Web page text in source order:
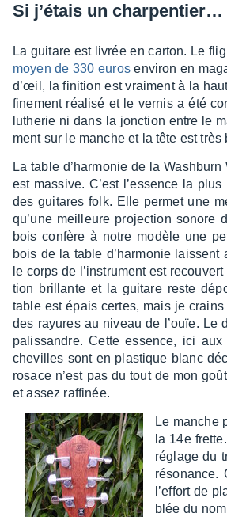
Si j’étais un char­pen­tier…
La guitare est livrée en carton. Le
moyen de 330 eurosenvi­ron en
d’œil, la fini­tion est vrai­ment à la
fine­ment réalisé et le vernis a été
luthe­rie ni dans la jonc­tion entre le
ment sur le manche et la tête est
La table d’har­mo­nie de la
est massive. C’est l’es­sence la
des guitares folk. Elle permet une
qu’une meilleure projec­tion sonore
bois confère à notre modèle une
bois de la table d’har­mo­nie
le corps de l’ins­tru­ment est
tion brillante et la guitare reste
table est épais certes, mais je
des rayures au niveau de l’ouïe. Le
palis­sandre. Cette essence, ici
chevilles sont en plas­tique blanc
rosace n’est pas du tout de mon
et assez raffi­née.
Le manche
la 14e
réglage du
réso­nance.
l’ef­fort de
blée du